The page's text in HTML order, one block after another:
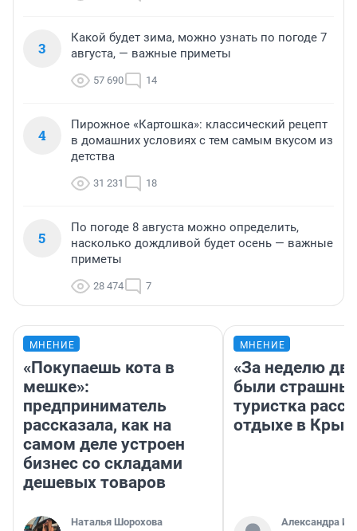
3
Какой будет зима, можно узнать по погоде 7
августа, — важные приметы
57 690 14
4
Пирожное «Картошка»: классический рецепт
в домашних условиях с тем самым вкусом из
детства
31 231 18
5
По погоде 8 августа можно определить,
насколько дождливой будет осень — важные
приметы
28 474 7
МНЕНИЕ
«Покупаешь кота в
мешке»:
предприниматель
рассказала, как на
самом деле устроен
бизнес со складами
дешевых товаров
Наталья Шорохова
МНЕНИЕ
«За неделю
были
туристка
отдыхе в
Александра